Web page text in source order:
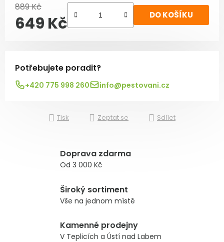
889 Kč
649 Kč DO KOŠÍKU
Potřebujete poradit?
+420 775 998 260 info@pestovani.cz
Tisk Zeptat se Sdílet
Doprava zdarma
Od 3 000 Kč
Široký sortiment
Vše na jednom místě
Kamenné prodejny
V Teplicích a Ústí nad Labem